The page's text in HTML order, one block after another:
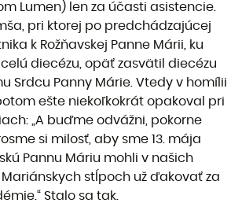
Lumen) len za účasti asistencie.
pri ktorej po predchádzajúcej
k Rožňavskej Panne Márii, ku
diecézu, opäť zasvätil diecézu
Srdcu Panny Márie. Vtedy v homílii
ešte niekoľkokrát opakoval pri
„A buďme odvážni, pokorne
si milosť, aby sme 13. mája
Pannu Máriu mohli v našich
stĺpoch už ďakovať za
Stalo sa tak.